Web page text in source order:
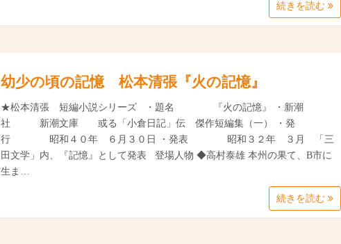
続きを読む
幼少の頃の記憶 松本清張『火の記憶』
★松本清張 短編小説シリーズ ・題名 『火の記憶』 ・新潮
社 新潮文庫 或る「小倉日記」伝 傑作短編集（一） ・発
行 昭和４０年 ６月３０日 ・発表 昭和３２年 ３月 「三
田文学」内、『記憶』として発表 登場人物 ◆高村泰雄 本州の果て、B市に
生ま…
続きを読む